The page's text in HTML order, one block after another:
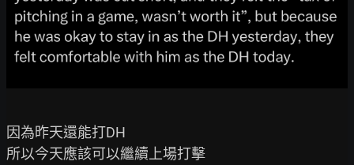
因為昨天還能打DH
所以今天應該可以繼續上場打擊